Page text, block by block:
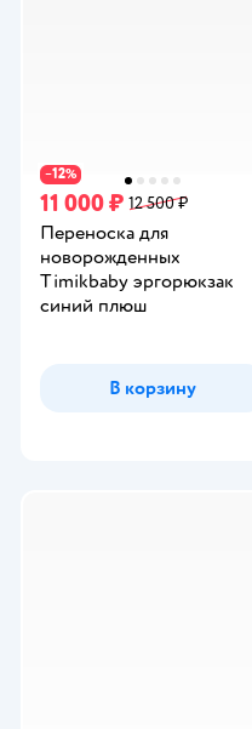
−12%
11 000 ₽ 12 500 ₽
Переноска для
новорожденных
Timikbaby эргорюкзак
синий плюш
В корзину